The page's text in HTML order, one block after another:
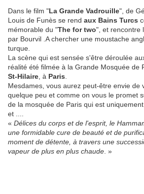
Dans le film "La Grande Vadrouille", de
Louis de Funès se rend aux Bains Turcs
mémorable du "The for two", et rencontre
par Bourvil .A chercher une moustache
turque.
La scène qui est sensée s'être déroulée
réalité été filmée à la Grande Mosquée de
St-Hilaire , à Paris
Mesdames, vous aurez peut-être envie de
quelque peu et comme on vous le promet
de la mosquée de Paris qui est
et ....
« Délices du corps et de l'esprit, le
une formidable cure de beauté et de
moment de détente, à travers une
vapeur de plus en plus chaude . »